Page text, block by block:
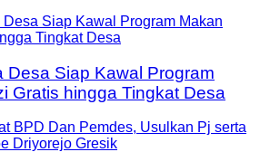
Desa Siap Kawal Program
Gratis hingga Tingkat Desa